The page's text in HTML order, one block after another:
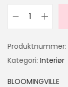
Produktnummer:
Kategori: Interiør
BLOOMINGVILLE